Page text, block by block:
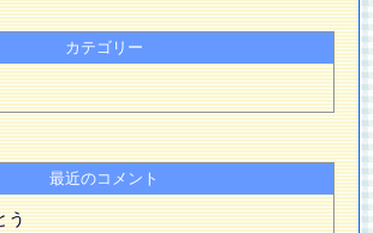
カテゴリー
最近のコメント
う